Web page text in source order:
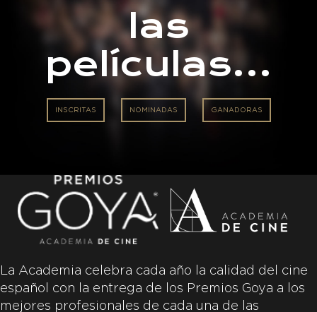
las
películas…
INSCRITAS NOMINADAS GANADORAS
La Academia celebra cada año la calidad del cine
español con la entrega de los Premios Goya a los
mejores profesionales de cada una de las